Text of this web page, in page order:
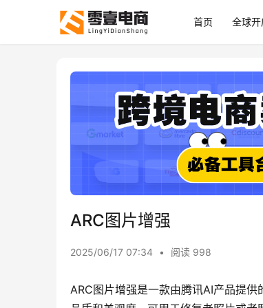
首页 全球开
ARC图片增强
2025/06/17 07:34 • 阅读 998
ARC图片增强是一款由腾讯AI产品提